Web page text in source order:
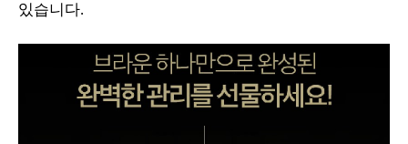
있습니다.